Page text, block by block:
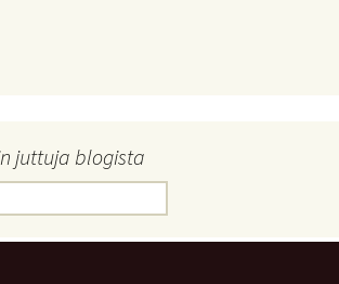
juttuja blogista